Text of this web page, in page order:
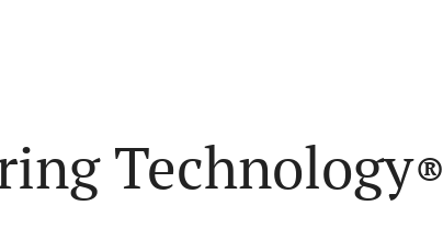
Technology®